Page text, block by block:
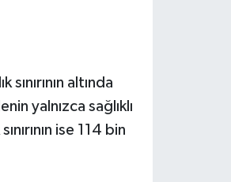
altında
yalnızca sağlıklı
ise 114 bin